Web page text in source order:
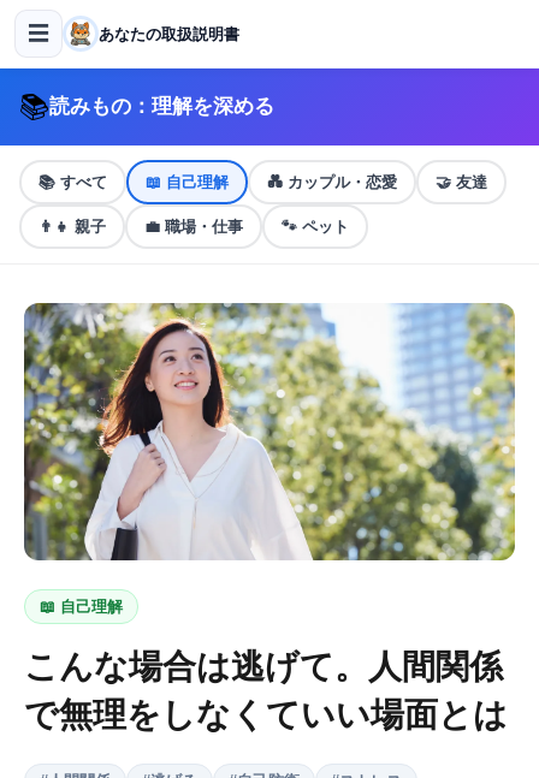
☰ あなたの取扱説明書
📚読みもの：理解を深める
📚 すべて 📖 自己理解 💑 カップル・恋愛 🤝 友達
👨‍👧 親子 💼 職場・仕事 🐾 ペット
📖 自己理解
こんな場合は逃げて。人間関係
で無理をしなくていい場面とは